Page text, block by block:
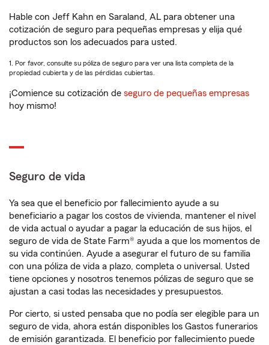
Hable con Jeff Kahn en Saraland, AL para obtener una
cotización de seguro para pequeñas empresas y elija qué
productos son los adecuados para usted.
1. Por favor, consulte su póliza de seguro para ver una lista completa de la
propiedad cubierta y de las pérdidas cubiertas.
¡Comience su cotización de seguro de pequeñas empresas
hoy mismo!
Seguro de vida
Ya sea que el beneficio por fallecimiento ayude a su
beneficiario a pagar los costos de vivienda, mantener el nivel
de vida actual o ayudar a pagar la educación de sus hijos, el
seguro de vida de State Farm® ayuda a que los momentos de
su vida continúen. Ayude a asegurar el futuro de su familia
con una póliza de vida a plazo, completa o universal. Usted
tiene opciones y nosotros tenemos pólizas de seguro que se
ajustan a casi todas las necesidades y presupuestos.
Por cierto, si usted pensaba que no podía ser elegible para un
seguro de vida, ahora están disponibles los Gastos funerarios
de emisión garantizada. El beneficio por fallecimiento puede